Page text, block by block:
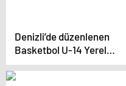
Denizli’de düzenlenen
Basketbol U-14 Yerel
Lig Şampiyonası’nda
nefes kesen final